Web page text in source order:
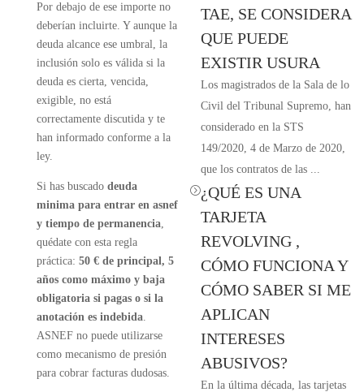
Por debajo de ese importe no
deberían incluirte. Y aunque la
deuda alcance ese umbral, la
inclusión solo es válida si la
deuda es cierta, vencida,
exigible, no está
correctamente discutida y te
han informado conforme a la
ley.
Si has buscado deuda
minima para entrar en asnef
y tiempo de permanencia,
quédate con esta regla
práctica: 50 € de principal, 5
años como máximo y baja
obligatoria si pagas o si la
anotación es indebida.
ASNEF no puede utilizarse
como mecanismo de presión
para cobrar facturas dudosas.
TAE, SE CONSIDERA
QUE PUEDE
EXISTIR USURA
Los magistrados de la Sala de lo
Civil del Tribunal Supremo, han
considerado en la STS
149/2020, 4 de Marzo de 2020,
que los contratos de las ...
=¿QUÉ ES UNA
TARJETA
REVOLVING ,
CÓMO FUNCIONA Y
CÓMO SABER SI ME
APLICAN
INTERESES
ABUSIVOS?
En la última década, las tarjetas